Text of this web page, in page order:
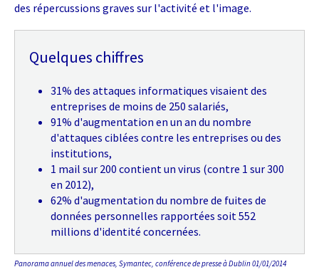
des répercussions graves sur l'activité et l'image.
Quelques chiffres
31% des attaques informatiques visaient des
entreprises de moins de 250 salariés,
91% d'augmentation en un an du nombre
d'attaques ciblées contre les entreprises ou des
institutions,
1 mail sur 200 contient un virus (contre 1 sur 300
en 2012),
62% d'augmentation du nombre de fuites de
données personnelles rapportées soit 552
millions d'identité concernées.
Panorama annuel des menaces, Symantec, conférence de presse à Dublin 01/01/2014